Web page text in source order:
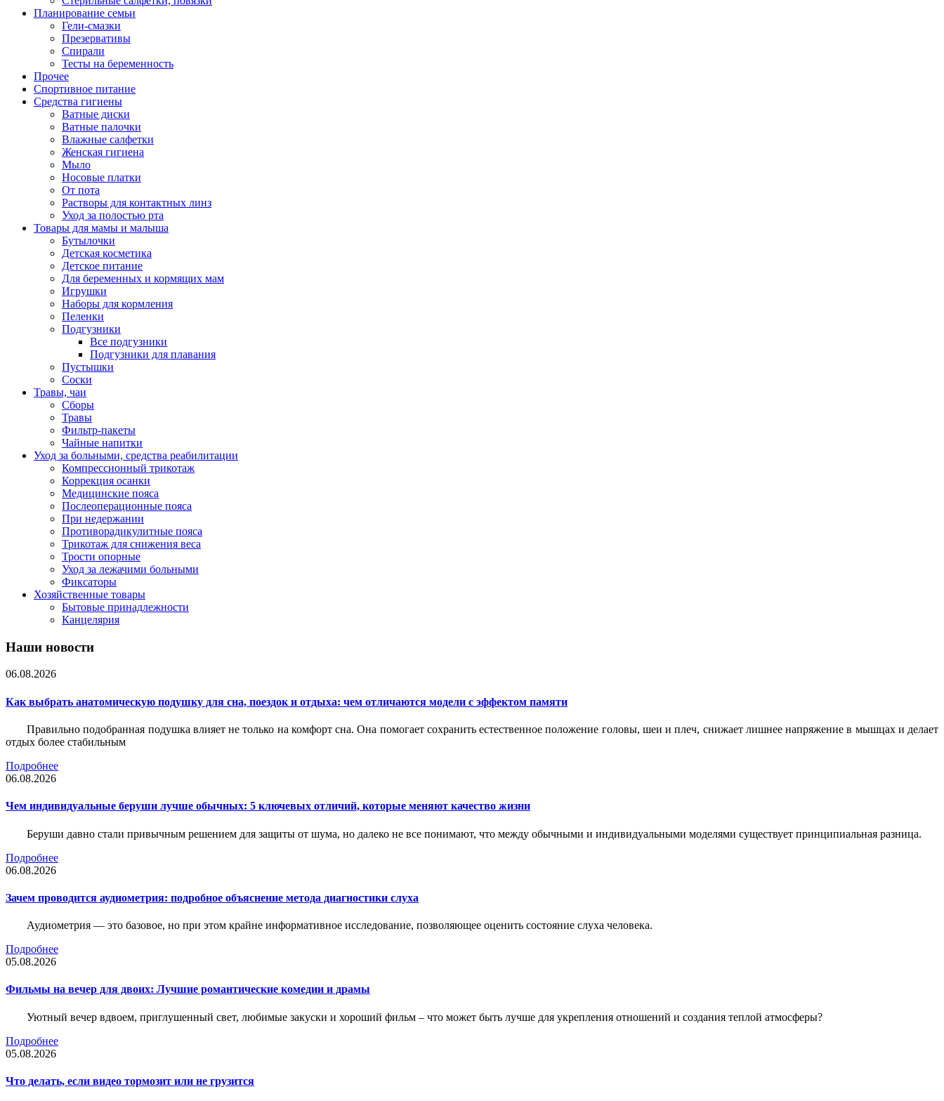
Планирование семьи
Гели-смазки
Презервативы
Спирали
Тесты на беременность
Прочее
Спортивное питание
Средства гигиены
Ватные диски
Ватные палочки
Влажные салфетки
Женская гигиена
Мыло
Носовые платки
От пота
Растворы для контактных линз
Уход за полостью рта
Товары для мамы и малыша
Бутылочки
Детская косметика
Детское питание
Для беременных и кормящих мам
Игрушки
Наборы для кормления
Пеленки
Подгузники
Все подгузники
Подгузники для плавания
Пустышки
Соски
Травы, чаи
Сборы
Травы
Фильтр-пакеты
Чайные напитки
Уход за больными, средства реабилитации
Компрессионный трикотаж
Коррекция осанки
Медицинские пояса
Послеоперационные пояса
При недержании
Противорадикулитные пояса
Трикотаж для снижения веса
Трости опорные
Уход за лежачими больными
Фиксаторы
Хозяйственные товары
Бытовые принадлежности
Канцелярия
Наши новости
06.08.2026
Как выбрать анатомическую подушку для сна, поездок и отдыха: чем отличаются модели с эффектом памяти
Правильно подобранная подушка влияет не только на комфорт сна. Она помогает сохранить естественное положение головы, шеи и плеч, снижает лишнее напряжение в мышцах и делает
отдых более стабильным
Подробнее
06.08.2026
Чем индивидуальные беруши лучше обычных: 5 ключевых отличий, которые меняют качество жизни
Беруши давно стали привычным решением для защиты от шума, но далеко не все понимают, что между обычными и индивидуальными моделями существует принципиальная разница.
Подробнее
06.08.2026
Зачем проводится аудиометрия: подробное объяснение метода диагностики слуха
Аудиометрия — это базовое, но при этом крайне информативное исследование, позволяющее оценить состояние слуха человека.
Подробнее
05.08.2026
Фильмы на вечер для двоих: Лучшие романтические комедии и драмы
Уютный вечер вдвоем, приглушенный свет, любимые закуски и хороший фильм – что может быть лучше для укрепления отношений и создания теплой атмосферы?
Подробнее
05.08.2026
Что делать, если видео тормозит или не грузится